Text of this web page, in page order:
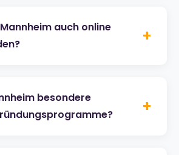
auch online
+
besondere
+